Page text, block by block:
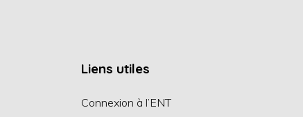
Liens utiles
Connexion à l’ENT